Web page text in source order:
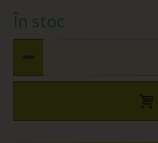
În stoc